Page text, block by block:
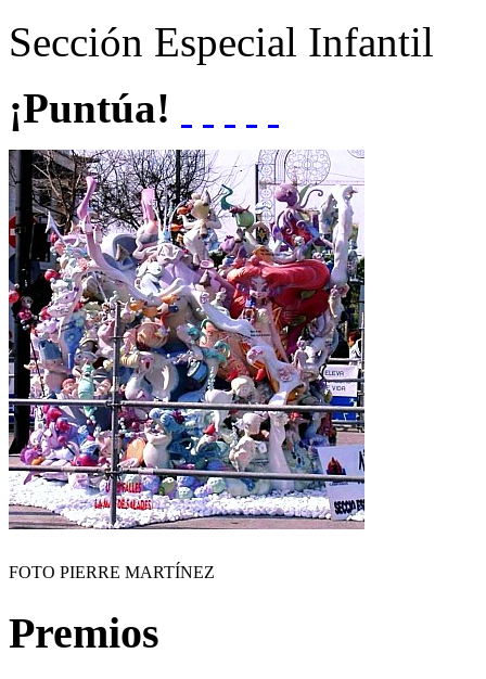
Sección Especial Infantil
¡Puntúa!
FOTO PIERRE MARTÍNEZ
Premios